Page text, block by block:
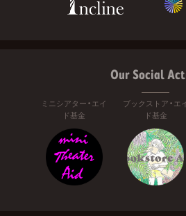
Our Social
ミニシアター・エイ
ド基金
ブックストア・エ
ド基金